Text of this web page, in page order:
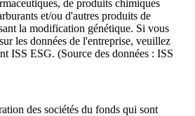
de produits chimiques
et/ou d'autres produits de
la modification génétique. Si vous
les données de l'entreprise, veuillez
ISS ESG. (Source des données : ISS
des sociétés du fonds qui sont